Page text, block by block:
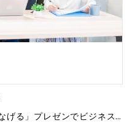
「伝わる・魅了する・YESにつなげる」プレゼンでビジネスの未来を切り拓く！